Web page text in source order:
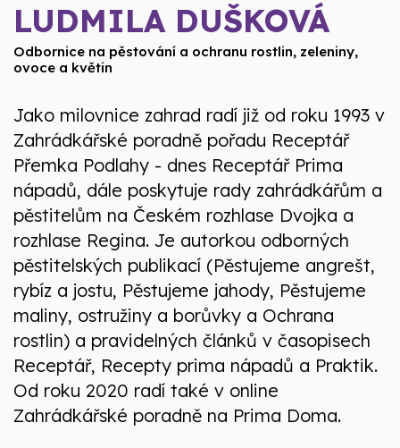
LUDMILA DUŠKOVÁ
Odbornice na pěstování a ochranu rostlin, zeleniny,
ovoce a květin
Jako milovnice zahrad radí již od roku 1993 v
Zahrádkářské poradně pořadu Receptář
Přemka Podlahy - dnes Receptář Prima
nápadů, dále poskytuje rady zahrádkářům a
pěstitelům na Českém rozhlase Dvojka a
rozhlase Regina. Je autorkou odborných
pěstitelských publikací (Pěstujeme angrešt,
rybíz a jostu, Pěstujeme jahody, Pěstujeme
maliny, ostružiny a borůvky a Ochrana
rostlin) a pravidelných článků v časopisech
Receptář, Recepty prima nápadů a Praktik.
Od roku 2020 radí také v online
Zahrádkářské poradně na Prima Doma.